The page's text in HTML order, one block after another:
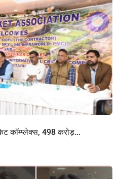
कॉम्प्लेक्स, 498 करोड़...